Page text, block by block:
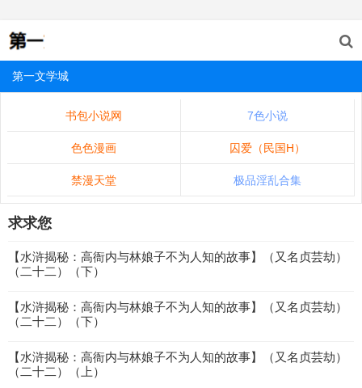
第一文学城
书包小说网 7色小说
色色漫画 囚爱（民国H）
禁漫天堂 极品淫乱合集
求求您
【水浒揭秘：高衙内与林娘子不为人知的故事】（又名贞芸劫）
（二十二）（下）
【水浒揭秘：高衙内与林娘子不为人知的故事】（又名贞芸劫）
（二十二）（下）
【水浒揭秘：高衙内与林娘子不为人知的故事】（又名贞芸劫）
（二十二）（上）